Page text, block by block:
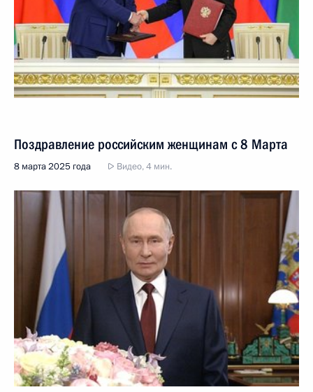
Поздравление российским женщинам с 8 Марта
8 марта 2025 года Видео, 4 мин.